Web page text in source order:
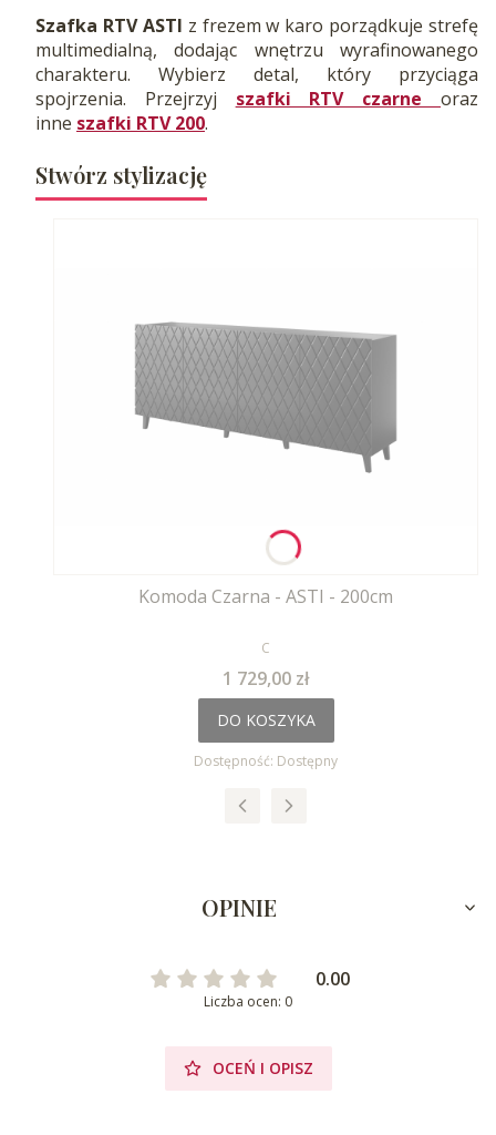
Szafka RTV ASTI z frezem w karo porządkuje strefę
multimedialną, dodając wnętrzu wyrafinowanego
charakteru. Wybierz detal, który przyciąga
spojrzenia. Przejrzyj szafki RTV czarneoraz
inne szafki RTV 200.
Stwórz stylizację
Komoda Czarna - ASTI - 200cm
PRODUCENT
C
Cena
1 729,00 zł
DO KOSZYKA
Dostępność: Dostępny
OPINIE
0.00
Liczba ocen: 0
OCEŃ I OPISZ